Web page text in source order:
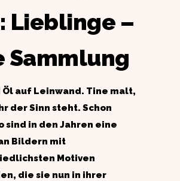
Lieblinge –
Sammlung
Öl auf Leinwand. Tine malt,
der Sinn steht. Schon
sind in den Jahren eine
Bildern mit
Motiven
die sie nun in ihrer